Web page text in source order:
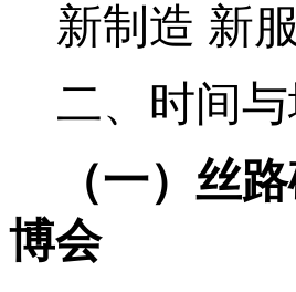
新制造 新
二、时间
（一） 丝
博会